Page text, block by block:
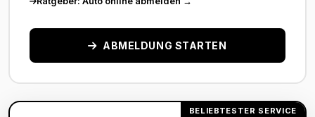
ABMELDUNG STARTEN
BELIEBTESTER SERVICE